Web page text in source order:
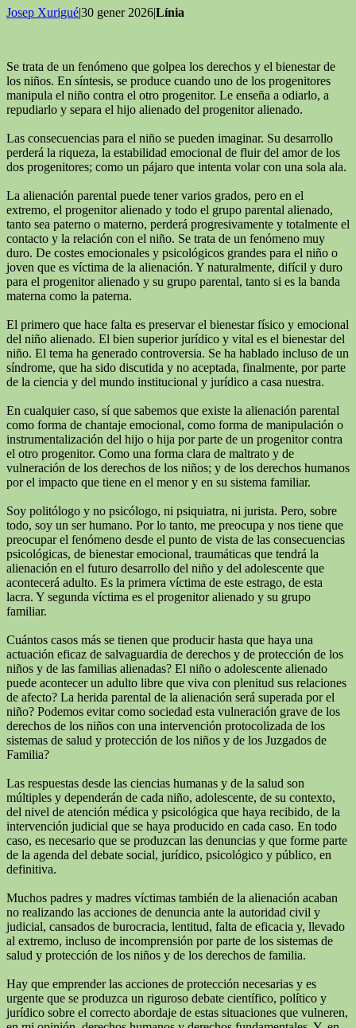
Josep Xurigué|30 gener 2026|Línia
Se trata de un fenómeno que golpea los derechos y el bienestar de
los niños. En síntesis, se produce cuando uno de los progenitores
manipula el niño contra el otro progenitor. Le enseña a odiarlo, a
repudiarlo y separa el hijo alienado del progenitor alienado.
Las consecuencias para el niño se pueden imaginar. Su desarrollo
perderá la riqueza, la estabilidad emocional de fluir del amor de los
dos progenitores; como un pájaro que intenta volar con una sola ala.
La alienación parental puede tener varios grados, pero en el
extremo, el progenitor alienado y todo el grupo parental alienado,
tanto sea paterno o materno, perderá progresivamente y totalmente el
contacto y la relación con el niño. Se trata de un fenómeno muy
duro. De costes emocionales y psicológicos grandes para el niño o
joven que es víctima de la alienación. Y naturalmente, difícil y duro
para el progenitor alienado y su grupo parental, tanto si es la banda
materna como la paterna.
El primero que hace falta es preservar el bienestar físico y emocional
del niño alienado. El bien superior jurídico y vital es el bienestar del
niño. El tema ha generado controversia. Se ha hablado incluso de un
síndrome, que ha sido discutida y no aceptada, finalmente, por parte
de la ciencia y del mundo institucional y jurídico a casa nuestra.
En cualquier caso, sí que sabemos que existe la alienación parental
como forma de chantaje emocional, como forma de manipulación o
instrumentalización del hijo o hija por parte de un progenitor contra
el otro progenitor. Como una forma clara de maltrato y de
vulneración de los derechos de los niños; y de los derechos humanos
por el impacto que tiene en el menor y en su sistema familiar.
Soy politólogo y no psicólogo, ni psiquiatra, ni jurista. Pero, sobre
todo, soy un ser humano. Por lo tanto, me preocupa y nos tiene que
preocupar el fenómeno desde el punto de vista de las consecuencias
psicológicas, de bienestar emocional, traumáticas que tendrá la
alienación en el futuro desarrollo del niño y del adolescente que
acontecerá adulto. Es la primera víctima de este estrago, de esta
lacra. Y segunda víctima es el progenitor alienado y su grupo
familiar.
Cuántos casos más se tienen que producir hasta que haya una
actuación eficaz de salvaguardia de derechos y de protección de los
niños y de las familias alienadas? El niño o adolescente alienado
puede acontecer un adulto libre que viva con plenitud sus relaciones
de afecto? La herida parental de la alienación será superada por el
niño? Podemos evitar como sociedad esta vulneración grave de los
derechos de los niños con una intervención protocolizada de los
sistemas de salud y protección de los niños y de los Juzgados de
Familia?
Las respuestas desde las ciencias humanas y de la salud son
múltiples y dependerán de cada niño, adolescente, de su contexto,
del nivel de atención médica y psicológica que haya recibido, de la
intervención judicial que se haya producido en cada caso. En todo
caso, es necesario que se produzcan las denuncias y que forme parte
de la agenda del debate social, jurídico, psicológico y público, en
definitiva.
Muchos padres y madres víctimas también de la alienación acaban
no realizando las acciones de denuncia ante la autoridad civil y
judicial, cansados de burocracia, lentitud, falta de eficacia y, llevado
al extremo, incluso de incomprensión por parte de los sistemas de
salud y protección de los niños y de los derechos de familia.
Hay que emprender las acciones de protección necesarias y es
urgente que se produzca un riguroso debate científico, político y
jurídico sobre el correcto abordaje de estas situaciones que vulneren,